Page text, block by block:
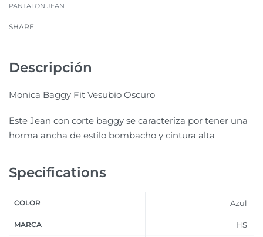
PANTALON JEAN
SHARE
Descripción
Monica Baggy Fit Vesubio Oscuro
Este Jean con corte baggy se caracteriza por tener una
horma ancha de estilo bombacho y cintura alta
Specifications
COLOR Azul
MARCA HS